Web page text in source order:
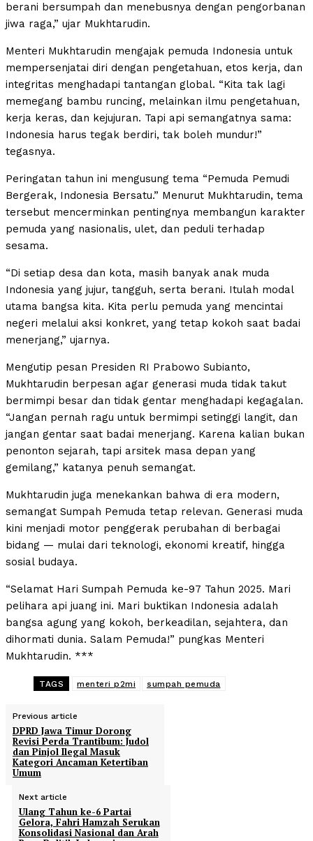
berani bersumpah dan menebusnya dengan pengorbanan
jiwa raga,” ujar Mukhtarudin.
Menteri Mukhtarudin mengajak pemuda Indonesia untuk
mempersenjatai diri dengan pengetahuan, etos kerja, dan
integritas menghadapi tantangan global. “Kita tak lagi
memegang bambu runcing, melainkan ilmu pengetahuan,
kerja keras, dan kejujuran. Tapi api semangatnya sama:
Indonesia harus tegak berdiri, tak boleh mundur!”
tegasnya.
Peringatan tahun ini mengusung tema “Pemuda Pemudi
Bergerak, Indonesia Bersatu.” Menurut Mukhtarudin, tema
tersebut mencerminkan pentingnya membangun karakter
pemuda yang nasionalis, ulet, dan peduli terhadap
sesama.
“Di setiap desa dan kota, masih banyak anak muda
Indonesia yang jujur, tangguh, serta berani. Itulah modal
utama bangsa kita. Kita perlu pemuda yang mencintai
negeri melalui aksi konkret, yang tetap kokoh saat badai
menerjang,” ujarnya.
Mengutip pesan Presiden RI Prabowo Subianto,
Mukhtarudin berpesan agar generasi muda tidak takut
bermimpi besar dan tidak gentar menghadapi kegagalan.
“Jangan pernah ragu untuk bermimpi setinggi langit, dan
jangan gentar saat badai menerjang. Karena kalian bukan
penonton sejarah, tapi arsitek masa depan yang
gemilang,” katanya penuh semangat.
Mukhtarudin juga menekankan bahwa di era modern,
semangat Sumpah Pemuda tetap relevan. Generasi muda
kini menjadi motor penggerak perubahan di berbagai
bidang — mulai dari teknologi, ekonomi kreatif, hingga
sosial budaya.
“Selamat Hari Sumpah Pemuda ke-97 Tahun 2025. Mari
pelihara api juang ini. Mari buktikan Indonesia adalah
bangsa agung yang kokoh, berkeadilan, sejahtera, dan
dihormati dunia. Salam Pemuda!” pungkas Menteri
Mukhtarudin. ***
TAGS menteri p2mi sumpah pemuda
Previous article
DPRD Jawa Timur Dorong
Revisi Perda Trantibum: Judol
dan Pinjol Ilegal Masuk
Kategori Ancaman Ketertiban
Umum
Next article
Ulang Tahun ke-6 Partai
Gelora, Fahri Hamzah Serukan
Konsolidasi Nasional dan Arah